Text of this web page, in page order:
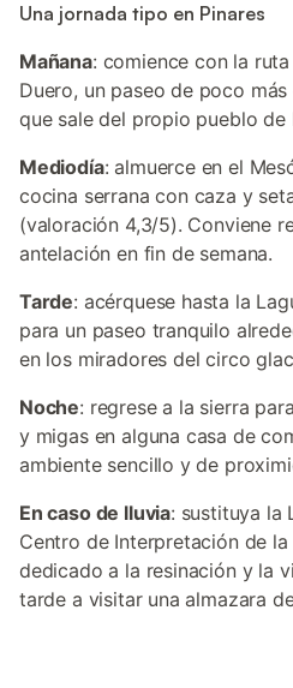
Una jornada tipo en Pinares
Mañana: comience con la
Duero, un paseo de poco
que sale del propio pueblo de
Mediodía: almuerce en el
cocina serrana con caza y
(valoración 4,3/5). Conviene
antelación en fin de semana.
Tarde: acérquese hasta la
para un paseo tranquilo
en los miradores del circo
Noche: regrese a la sierra
y migas en alguna casa de
ambiente sencillo y de
En caso de lluvia: sustituya la
Centro de Interpretación de
dedicado a la resinación y la
tarde a visitar una almazara